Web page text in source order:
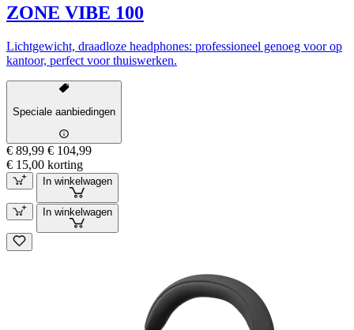
ZONE VIBE 100
Lichtgewicht, draadloze headphones: professioneel genoeg voor op
kantoor, perfect voor thuiswerken.
Speciale aanbiedingen
€ 89,99 € 104,99
€ 15,00 korting
In winkelwagen
In winkelwagen